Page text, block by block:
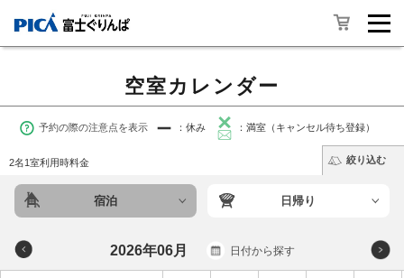
空室カレンダー
宿泊 日帰り
予約の際の注意点を表示 ：休み ：満室（キャンセル待ち登録）
2名1室利用時料金 絞り込む
2026年06月 日付から探す